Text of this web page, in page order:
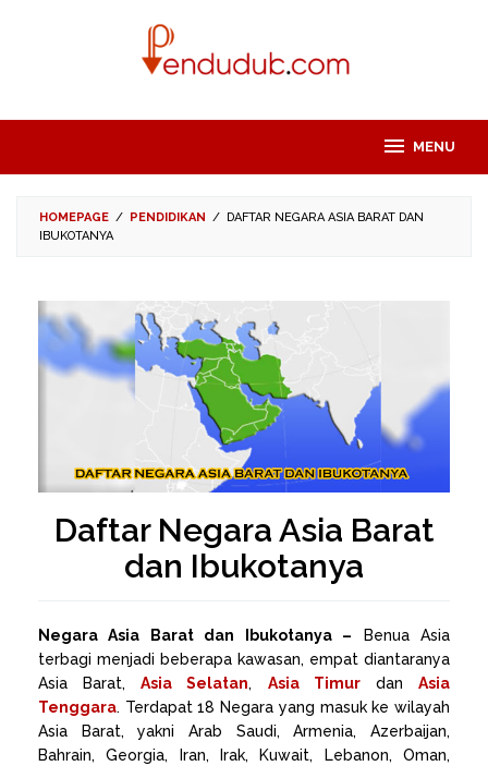
MENU
HOMEPAGE / PENDIDIKAN / DAFTAR NEGARA ASIA BARAT DAN
IBUKOTANYA
Daftar Negara Asia Barat
dan Ibukotanya
Negara Asia Barat dan Ibukotanya – Benua Asia
terbagi menjadi beberapa kawasan, empat diantaranya
Asia Barat,Asia Selatan, Asia TimurdanAsia
Tenggara. Terdapat 18 Negara yang masuk ke wilayah
Asia Barat, yakni Arab Saudi, Armenia, Azerbaijan,
Bahrain, Georgia, Iran, Irak, Kuwait, Lebanon, Oman,